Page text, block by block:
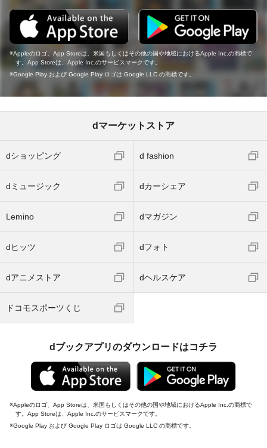
Appleのロゴ、App Storeは、米国もしくはその他の国や地域におけるApple Inc.の商標で
す。App Storeは、Apple Inc.のサービスマークです。
Google Play および Google Play ロゴは Google LLC の商標です。
dマーケットストア
dショッピング d fashion
dミュージック dカーシェア
Lemino dマガジン
dヒッツ dフォト
dアニメストア dヘルスケア
ドコモスポーツくじ
dブックアプリのダウンロードはコチラ
Appleのロゴ、App Storeは、米国もしくはその他の国や地域におけるApple Inc.の商標で
す。App Storeは、Apple Inc.のサービスマークです。
Google Play および Google Play ロゴは Google LLC の商標です。